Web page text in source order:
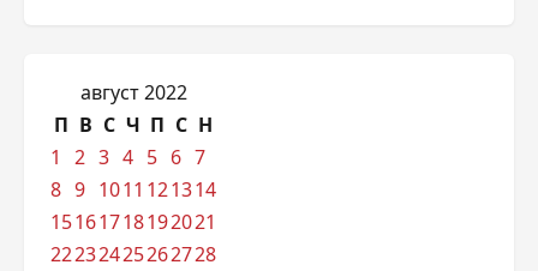
август 2022
П В С Ч П С Н
1
2 3 4 5 6 7
8 9 1011 121314
15161718192021
22232425262728